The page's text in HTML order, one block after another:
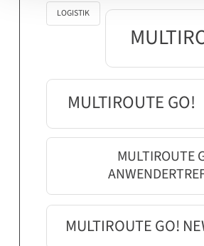
LOGISTIK
MULTIROUTE GO!
MULTIROUTE
MULTIROUTE GO!